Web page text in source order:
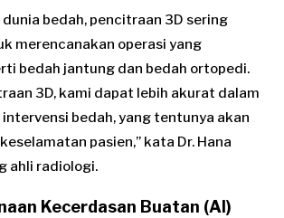
dunia bedah, pencitraan 3D sering
merencanakan operasi yang
bedah jantung dan bedah ortopedi.
3D, kami dapat lebih akurat dalam
bedah, yang tentunya akan
pasien,” kata Dr. Hana
ahli radiologi.
Kecerdasan Buatan (AI)